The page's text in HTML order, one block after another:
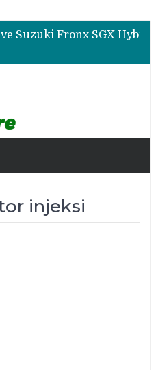
Beli Mobil Jangan Cuma Lihat Cicilan, TAF dan OJK Tekankan Pentingnya Literasi Keuangan
Beli Mobil Jangan Cuma Lihat Cicilan, TAF dan OJK Tekankan Pentingnya Literasi Keuangan
injeksi